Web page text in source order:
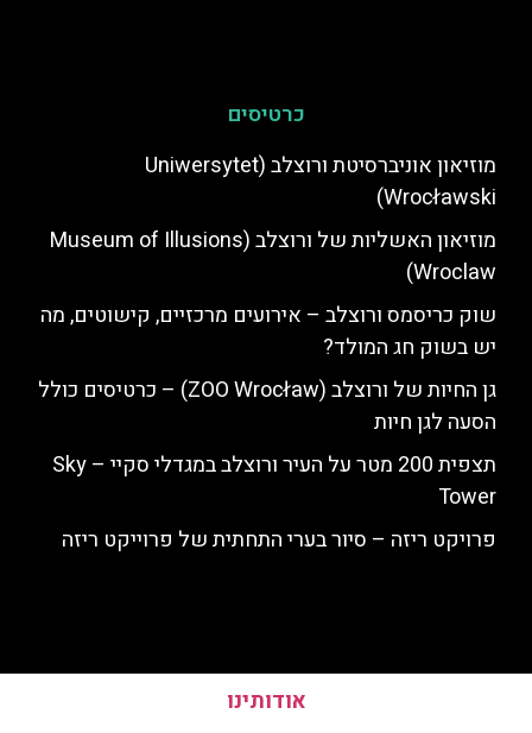
כרטיסים
מוזיאון אוניברסיטת ורוצלב (Uniwersytet
Wrocławski)
מוזיאון האשליות של ורוצלב (Museum of Illusions
Wroclaw)
שוק כריסמס ורוצלב – אירועים מרכזיים, קישוטים, מה
יש בשוק חג המולד?
גן החיות של ורוצלב (ZOO Wrocław) – כרטיסים כולל
הסעה לגן חיות
תצפית 200 מטר על העיר ורוצלב במגדלי סקיי – Sky
Tower
פרויקט ריזה – סיור בערי התחתית של פרוייקט ריזה
אודותינו